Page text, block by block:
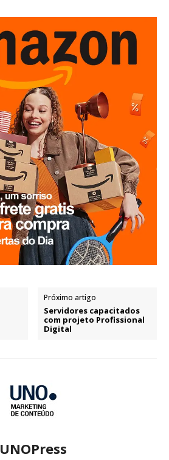
Próximo artigo
Servidores capacitados
com projeto Profissional
Digital
UNOPress